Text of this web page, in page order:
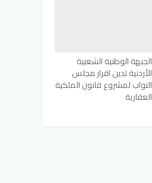
الجبهة الوطنية الشعبية
الأردنية تدين اقرار مجلس
النواب لمشروع قانون الملكية
العقارية